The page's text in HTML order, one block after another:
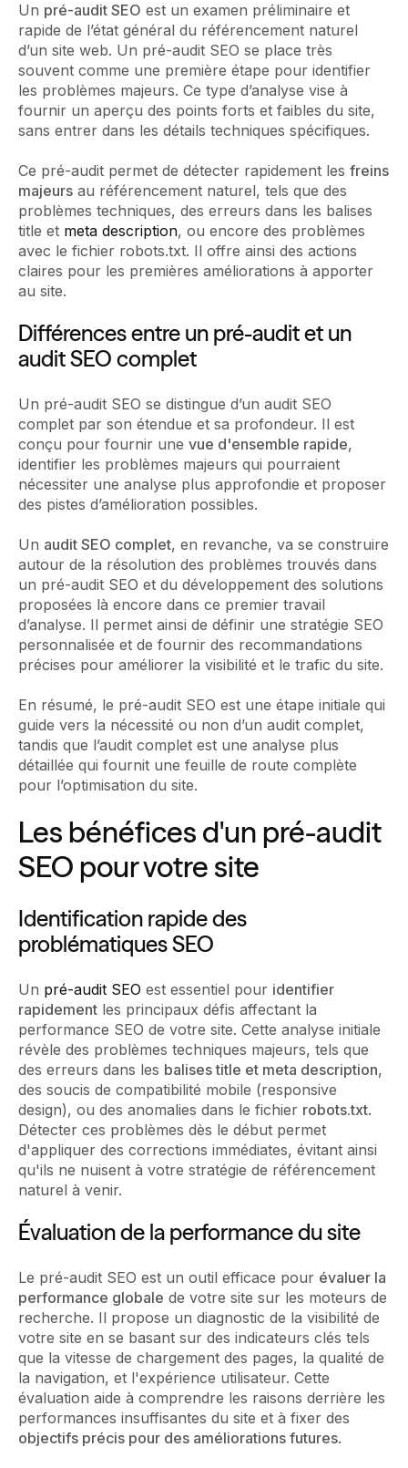
Un pré-audit SEO est un examen préliminaire et
rapide de l’état général du référencement naturel
d’un site web. Un pré-audit SEO se place très
souvent comme une première étape pour identifier
les problèmes majeurs. Ce type d’analyse vise à
fournir un aperçu des points forts et faibles du site,
sans entrer dans les détails techniques spécifiques.
Ce pré-audit permet de détecter rapidement les freins
majeurs au référencement naturel, tels que des
problèmes techniques, des erreurs dans les balises
title et meta description, ou encore des problèmes
avec le fichier robots.txt. Il offre ainsi des actions
claires pour les premières améliorations à apporter
au site.
Différences entre un pré-audit et un
audit SEO complet
Un pré-audit SEO se distingue d’un audit SEO
complet par son étendue et sa profondeur. Il est
conçu pour fournir une vue d'ensemble rapide,
identifier les problèmes majeurs qui pourraient
nécessiter une analyse plus approfondie et proposer
des pistes d’amélioration possibles.
Un audit SEO complet, en revanche, va se construire
autour de la résolution des problèmes trouvés dans
un pré-audit SEO et du développement des solutions
proposées là encore dans ce premier travail
d’analyse. Il permet ainsi de définir une stratégie SEO
personnalisée et de fournir des recommandations
précises pour améliorer la visibilité et le trafic du site.
En résumé, le pré-audit SEO est une étape initiale qui
guide vers la nécessité ou non d’un audit complet,
tandis que l’audit complet est une analyse plus
détaillée qui fournit une feuille de route complète
pour l’optimisation du site.
Les bénéfices d'un pré-audit
SEO pour votre site
Identification rapide des
problématiques SEO
Un pré-audit SEO est essentiel pour identifier
rapidement les principaux défis affectant la
performance SEO de votre site. Cette analyse initiale
révèle des problèmes techniques majeurs, tels que
des erreurs dans les balises title et meta description,
des soucis de compatibilité mobile (responsive
design), ou des anomalies dans le fichier robots.txt.
Détecter ces problèmes dès le début permet
d'appliquer des corrections immédiates, évitant ainsi
qu'ils ne nuisent à votre stratégie de référencement
naturel à venir.
Évaluation de la performance du site
Le pré-audit SEO est un outil efficace pour évaluer la
performance globale de votre site sur les moteurs de
recherche. Il propose un diagnostic de la visibilité de
votre site en se basant sur des indicateurs clés tels
que la vitesse de chargement des pages, la qualité de
la navigation, et l'expérience utilisateur. Cette
évaluation aide à comprendre les raisons derrière les
performances insuffisantes du site et à fixer des
objectifs précis pour des améliorations futures.